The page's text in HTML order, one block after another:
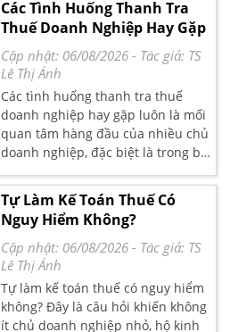
dụng. Nếu bạn đang hoạt động
dưới hình thức hộ kinh doanh cá
thể hoặc đang chuẩn bị đăng ký
kinh doanh, bài viết này sẽ cung
cấp cho bạn cái nhìn đầy đủ và sát
thực tế nhất.
Các Tình Huống Thanh Tra
Thuế Doanh Nghiệp Hay Gặp
Cập nhật: 06/08/2026 - Tác giả: TS
Lê Thị Ánh
Các tình huống thanh tra thuế
doanh nghiệp hay gặp luôn là mối
quan tâm hàng đầu của nhiều chủ
doanh nghiệp, đặc biệt là trong bối
cảnh cơ quan thuế tăng cường siết
chặt quản lý và xử phạt nghiêm sai
phạm. Dù doanh nghiệp đã kê khai
thuế đầy đủ, việc bị đưa vào diện
thanh tra vẫn có thể xảy ra nếu
phát sinh những dấu hiệu bất
thường hoặc rủi ro cao trong báo
cáo tài chính – thuế. Bài viết dưới
đây Kế toán Lê Ánh sẽ giúp bạn
Tự Làm Kế Toán Thuế Có
Nguy Hiểm Không?
Cập nhật: 06/08/2026 - Tác giả: TS
Lê Thị Ánh
Tự làm kế toán thuế có nguy hiểm
không? Đây là câu hỏi khiến không
ít chủ doanh nghiệp nhỏ, hộ kinh